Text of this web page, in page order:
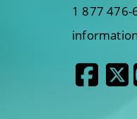
1 877 476-